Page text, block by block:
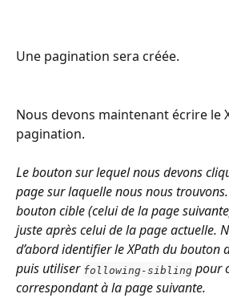
Une pagination sera créée.
Nous devons maintenant écrire le
pagination.
Le bouton sur lequel nous devons
page sur laquelle nous nous
bouton cible (celui de la page
juste après celui de la page actuelle.
d’abord identifier le XPath du bouton
puis utiliser following-sibling pour
correspondant à la page suivante.